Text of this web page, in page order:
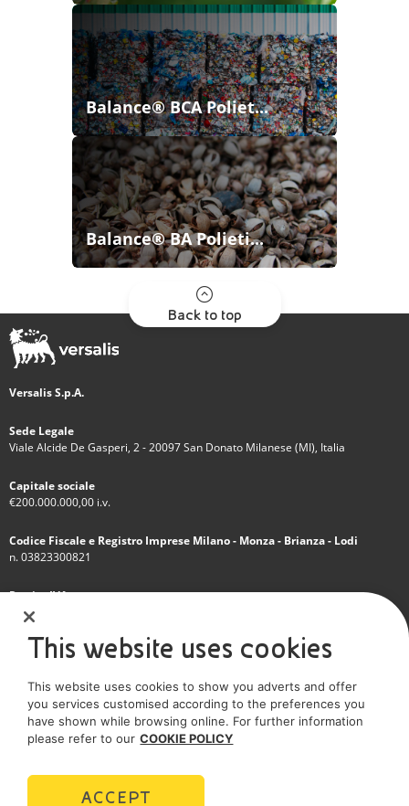
Balance® BCA Poliet...
Balance® BA Polieti...
Back to top
Versalis S.p.A.
Sede Legale
Viale Alcide De Gasperi, 2 - 20097 San Donato Milanese (MI), Italia
Capitale sociale
€200.000.000,00 i.v.
Codice Fiscale e Registro Imprese Milano - Monza - Brianza - Lodi
n. 03823300821
Partita IVA
IT 01768800748 - R.E.A. Milano n.1351279
Società soggetta all'attività di direzione e coordinamento dell'Eni S.p.A.
Società con unico socio
SOCIAL MEDIA
This website uses cookies
This website uses cookies to show you adverts and offer
you services customised according to the preferences you
have shown while browsing online. For further information
please refer to our COOKIE POLICY
ACCEPT